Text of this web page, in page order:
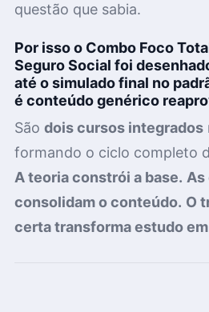
questão que sabia.
Por isso o Combo Foco
Seguro Social foi
até o simulado final no
é conteúdo genérico
São dois cursos integrados
formando o ciclo completo
A teoria constrói a base. As
consolidam o conteúdo. O
certa transforma estudo